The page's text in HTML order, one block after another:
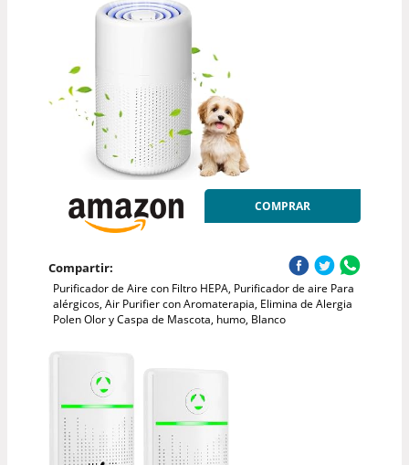
COMPRAR
Compartir:
Purificador de Aire con Filtro HEPA, Purificador de aire Para
alérgicos, Air Purifier con Aromaterapia, Elimina de Alergia
Polen Olor y Caspa de Mascota, humo, Blanco